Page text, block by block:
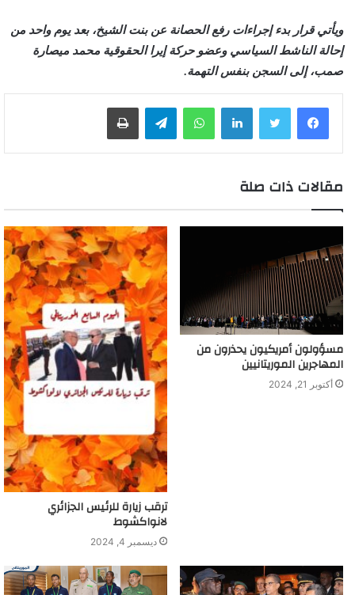
ويأتي قرار بدء إجراءات رفع الحصانة عن بنت الشيخ، بعد يوم واحد من
إحالة الناشط السياسي وعضو حركة إيرا الحقوقية محمد ميصارة
صمب، إلى السجن بنفس التهمة.
لينكدإن واتساب
مقالات ذات صلة
مسؤولون أمريكيون يحذرون من
المهاجرين الموريتانيين
أكتوبر 21, 2024
ترقب زيارة للرئيس الجزائري
لانواكشوط
ديسمبر 4, 2024